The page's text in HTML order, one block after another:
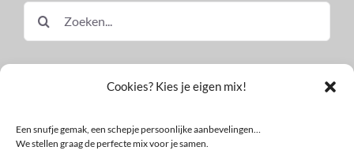
Cookies? Kies je eigen mix!
Een snufje gemak, een schepje persoonlijke aanbevelingen…
We stellen graag de perfecte mix voor je samen.
naar: